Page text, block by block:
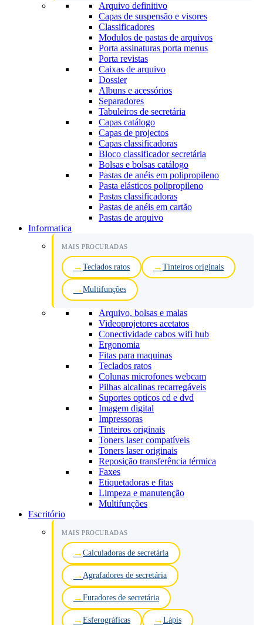
Arquivo definitivo
Capas de suspensão e visores
Classificadores
Modulos de pastas de arquivos
Porta assinaturas porta menus
Porta revistas
Caixas de arquivo
Dossier
Albuns e acessórios
Separadores
Tabuleiros de secretária
Capas catálogo
Capas de projectos
Capas classificadoras
Bloco classificador secretária
Bolsas e bolsas catálogo
Pastas de anéis em polipropileno
Pasta elásticos polipropileno
Pastas classificadoras
Pastas de anéis em cartão
Pastas de arquivo
Informatica
MAIS PROCURADAS
Teclados ratos Tinteiros originais
Multifunções
Arquivo, bolsas e malas
Videoprojetores acetatos
Conectividade cabos wifi hub
Ergonomia
Fitas para maquinas
Teclados ratos
Colunas microfones webcam
Pilhas alcalinas recarregáveis
Suportes opticos cd e dvd
Imagem digital
Impressoras
Tinteiros originais
Toners laser compatíveis
Toners laser originais
Reposição transferência térmica
Faxes
Etiquetadoras e fitas
Limpeza e manutenção
Multifunções
Escritório
MAIS PROCURADAS
Calculadoras de secretária
Agrafadores de secretária
Furadores de secretária
Esferográficas Lápis